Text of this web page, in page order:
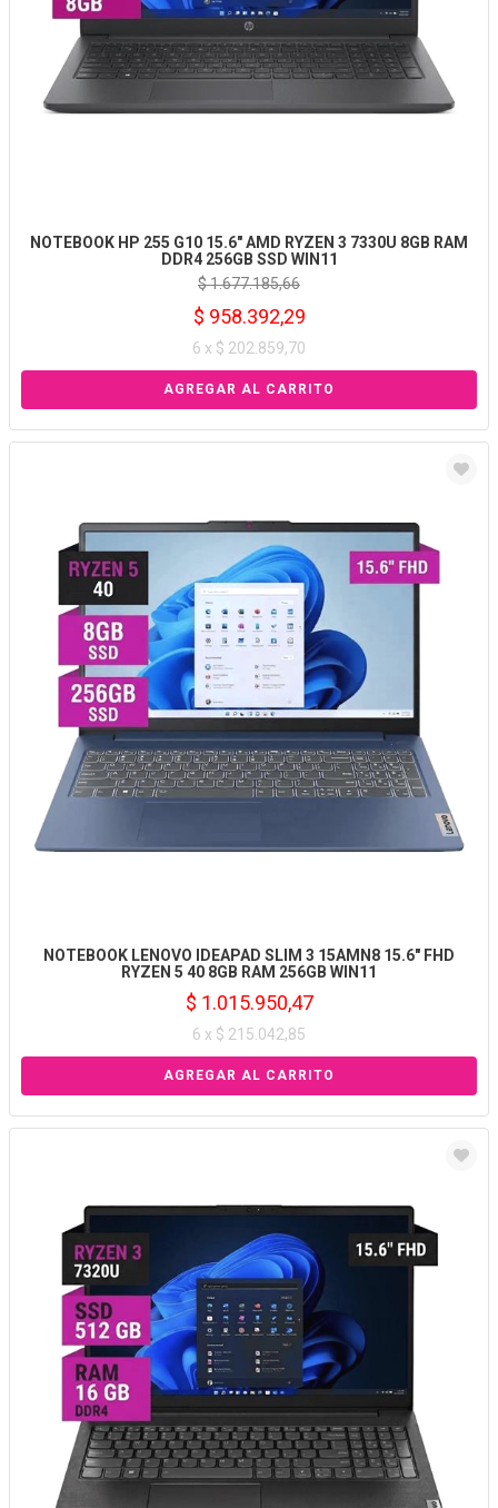
NOTEBOOK HP 255 G10 15.6" AMD RYZEN 3 7330U 8GB RAM
DDR4 256GB SSD WIN11
$ 1.677.185,66
$ 958.392,29
6 x $ 202.859,70
NOTEBOOK LENOVO IDEAPAD SLIM 3 15AMN8 15.6" FHD
RYZEN 5 40 8GB RAM 256GB WIN11
$ 1.015.950,47
6 x $ 215.042,85